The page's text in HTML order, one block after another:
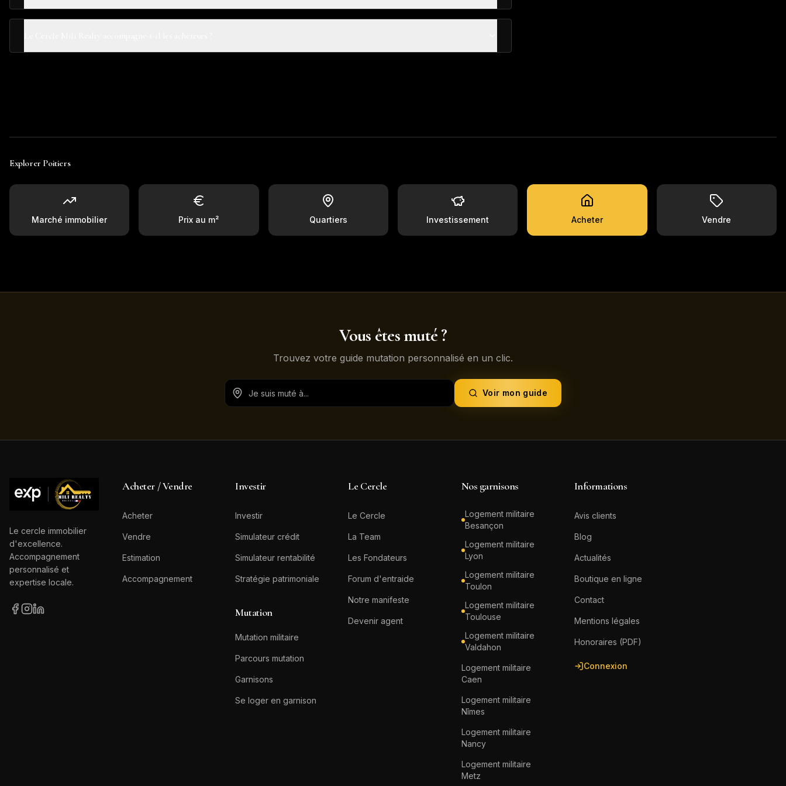
Explorer Poitiers
Marché immobilier Prix au m² Quartiers Investissement Acheter Vendre
Vous êtes muté ?
Trouvez votre guide mutation personnalisé en un clic.
Voir mon guide
Le cercle immobilier
d'excellence.
Accompagnement
personnalisé et
expertise locale.
Acheter / Vendre
Acheter
Vendre
Estimation
Accompagnement
Investir
Investir
Simulateur crédit
Simulateur rentabilité
Stratégie patrimoniale
Mutation
Mutation militaire
Parcours mutation
Garnisons
Se loger en garnison
Le Cercle
Le Cercle
La Team
Les Fondateurs
Forum d'entraide
Notre manifeste
Devenir agent
Nos garnisons
Logement militaire
Besançon
Logement militaire
Lyon
Logement militaire
Toulon
Logement militaire
Toulouse
Logement militaire
Valdahon
Logement militaire
Caen
Logement militaire
Nîmes
Logement militaire
Nancy
Logement militaire
Metz
Informations
Avis clients
Blog
Actualités
Boutique en ligne
Contact
Mentions légales
Honoraires (PDF)
Connexion